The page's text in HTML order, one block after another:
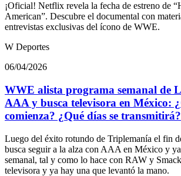
¡Oficial! Netflix revela la fecha de estreno de
American”. Descubre el documental con
entrevistas exclusivas del ícono de WWE.
W Deportes
06/04/2026
WWE alista programa semanal de
AAA y busca televisora en México:
comienza? ¿Qué días se transmitirá?
Luego del éxito rotundo de Triplemanía el fin
busca seguir a la alza con AAA en México y
semanal, tal y como lo hace con RAW y
televisora y ya hay una que levantó la mano.